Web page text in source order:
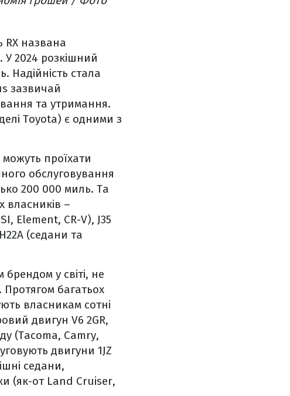
RX названа
У 2024 розкішний
Надійність стала
зазвичай
та утримання.
Toyota) є одними з
проїхати
обслуговування
200 000 миль. Та
власників –
Element, CR-V), J35
(седани та
у світі, не
багатьох
власникам сотні
двигун V6 2GR,
(Tacoma, Camry,
двигуни 1JZ
седани,
(як-от Land Cruiser,